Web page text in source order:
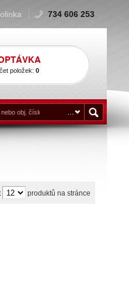
734 606 253
položek: 0
produktů na stránce